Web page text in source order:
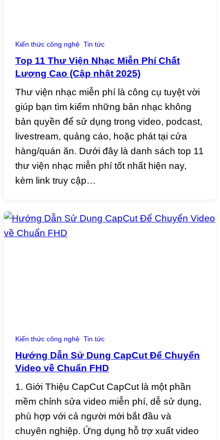
Kiến thức công nghệ Tin tức
Top 11 Thư Viện Nhạc Miễn Phí Chất
Lượng Cao (Cập nhật 2025)
Thư viện nhạc miễn phí là công cụ tuyệt vời
giúp bạn tìm kiếm những bản nhạc không
bản quyền để sử dụng trong video, podcast,
livestream, quảng cáo, hoặc phát tại cửa
hàng/quán ăn. Dưới đây là danh sách top 11
thư viện nhạc miễn phí tốt nhất hiện nay,
kèm link truy cập…
Kiến thức công nghệ Tin tức
Hướng Dẫn Sử Dụng CapCut Để Chuyển
Video về Chuẩn FHD
1. Giới Thiệu CapCut CapCut là một phần
mềm chỉnh sửa video miễn phí, dễ sử dụng,
phù hợp với cả người mới bắt đầu và
chuyên nghiệp. Ứng dụng hỗ trợ xuất video